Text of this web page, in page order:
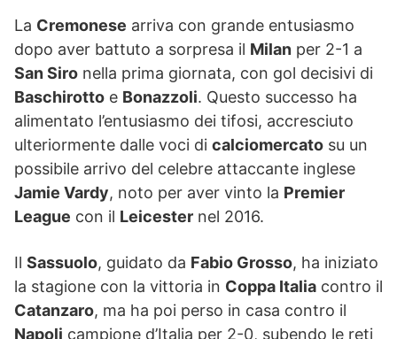
La Cremonese arriva con grande entusiasmo
dopo aver battuto a sorpresa il Milan per 2-1 a
San Siro nella prima giornata, con gol decisivi di
Baschirotto e Bonazzoli. Questo successo ha
alimentato l’entusiasmo dei tifosi, accresciuto
ulteriormente dalle voci di calciomercato su un
possibile arrivo del celebre attaccante inglese
Jamie Vardy, noto per aver vinto la Premier
League con il Leicester nel 2016.
Il Sassuolo, guidato da Fabio Grosso, ha iniziato
la stagione con la vittoria in Coppa Italia contro il
Catanzaro, ma ha poi perso in casa contro il
Napoli campione d’Italia per 2-0, subendo le reti